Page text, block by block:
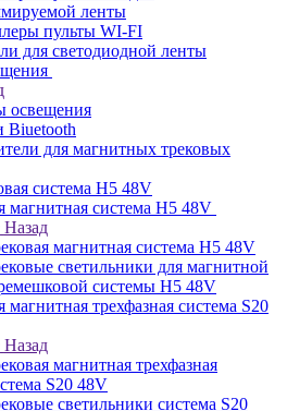
ленты
пульты WI-FI
для светодиодной ленты
освещения
Biuetooth
для магнитных трековых
система H5 48V
магнитная система H5 48V
Назад
магнитная система H5 48V
светильники для магнитной
системы H5 48V
магнитная трехфазная система S20
Назад
магнитная трехфазная
S20 48V
светильники система S20